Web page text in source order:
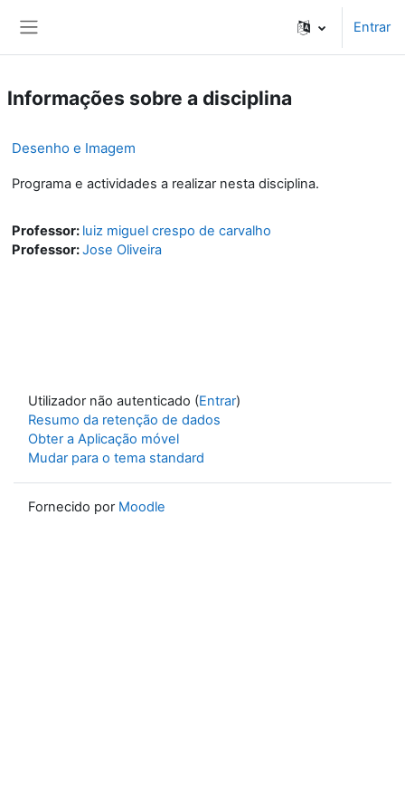
Entrar
Informações sobre a disciplina
Desenho e Imagem
Programa e actividades a realizar nesta disciplina.
Professor: luiz miguel crespo de carvalho
Professor:Jose Oliveira
Utilizador não autenticado (Entrar)
Resumo da retenção de dados
Obter a Aplicação móvel
Mudar para o tema standard
Fornecido por Moodle